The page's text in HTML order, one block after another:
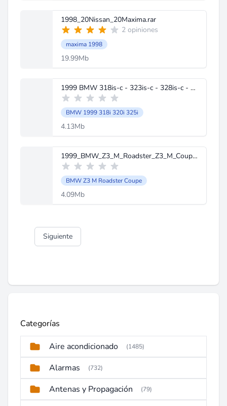
1998_20Nissan_20Maxima.rar
2 opiniones
maxima 1998
19.99Mb
1999 BMW 318is-c - 323is-c - 328is-c - M3 Electrical Troubleshooting Manual.pdf
BMW 1999 318i 320i 325i
4.13Mb
1999_BMW_Z3_M_Roadster_Z3_M_Coupe_Electrical_Troubleshooting_Manual.pdf
BMW Z3 M Roadster Coupe
4.09Mb
Siguiente
Categorías
Aire acondicionado (1485)
Alarmas (732)
Antenas y Propagación (79)